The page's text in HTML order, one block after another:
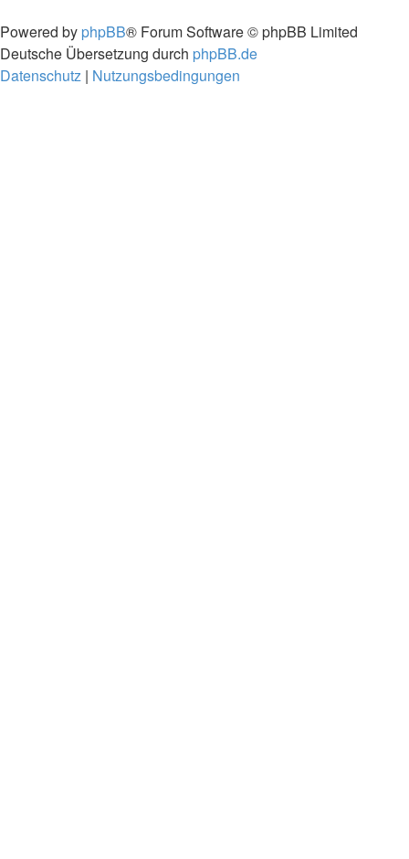
Powered by phpBB® Forum Software © phpBB Limited
Deutsche Übersetzung durch phpBB.de
Datenschutz | Nutzungsbedingungen